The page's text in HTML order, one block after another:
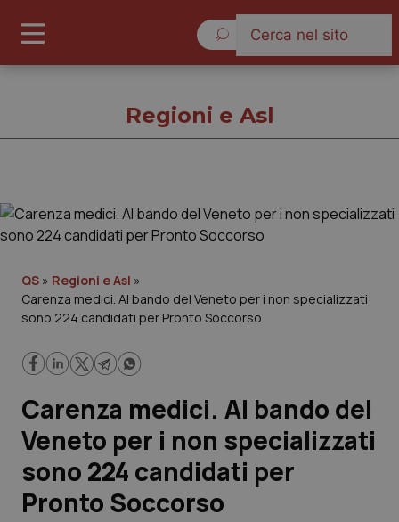
Governo e Parlamento
Regioni e Asl
Lavoro e Professioni
Scienza e Farmaci
Studi e Analisi
Regioni e Asl
QS » Regioni e Asl »
Carenza medici. Al bando del Veneto per i non specializzati
sono 224 candidati per Pronto Soccorso
Carenza medici. Al bando del
Veneto per i non specializzati
sono 224 candidati per
Pronto Soccorso